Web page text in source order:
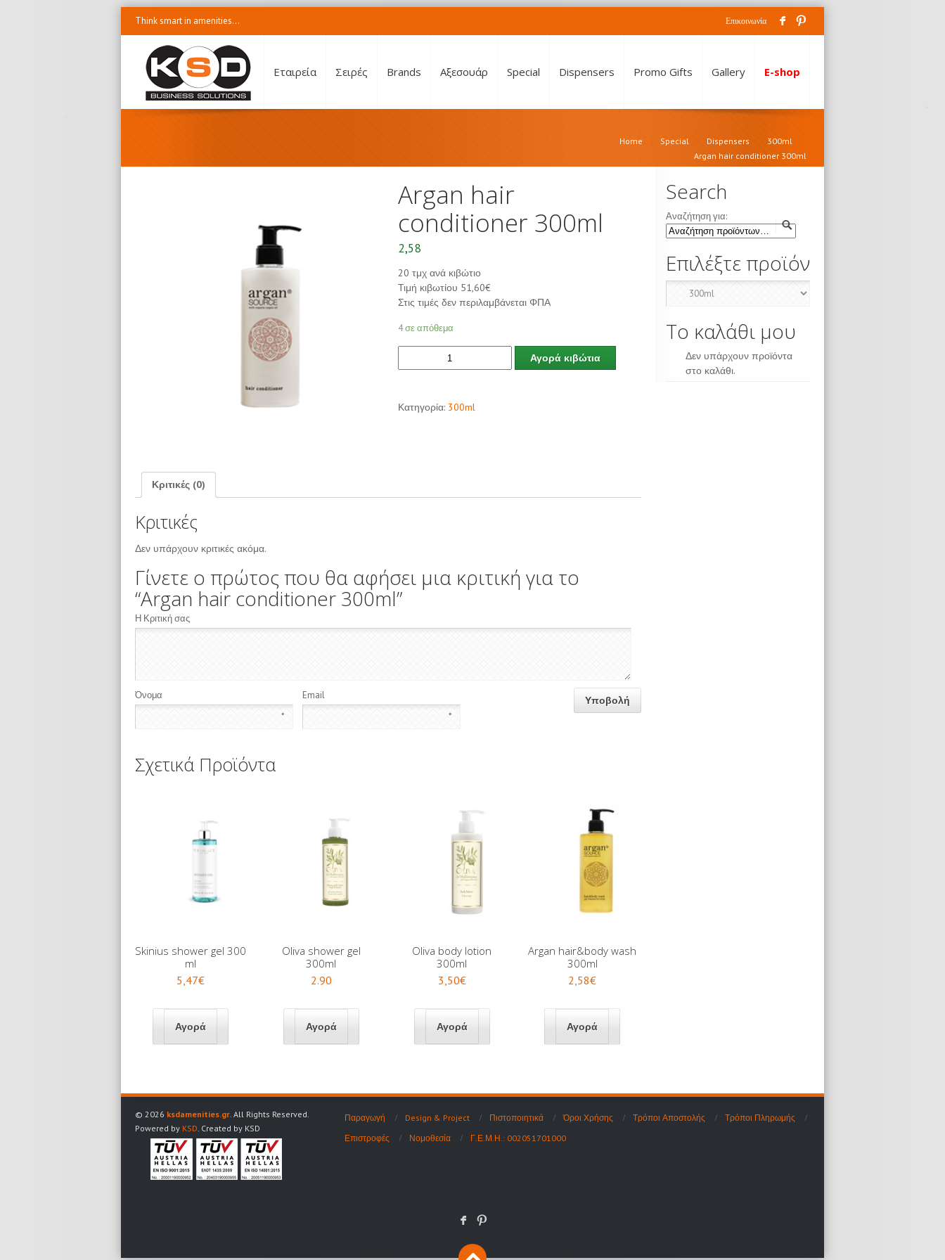
Επικοινωνία F :
Think smart in amenities...
Εταιρεία Σειρές Brands Αξεσουάρ Special Dispensers Promo Gifts Gallery E-shop
Home Special Dispensers
300ml
Argan hair conditioner 300ml
Argan hair
conditioner 300ml
2,58
20 τμχ ανά κιβώτιο
Τιμή κιβωτίου 51,60€
Στις τιμές δεν περιλαμβάνεται ΦΠΑ
4 σε απόθεμα
Αγορά κιβώτια
Κατηγορία: 300ml
Κριτικές (0)
Κριτικές
Δεν υπάρχουν κριτικές ακόμα.
Γίνετε ο πρώτος που θα αφήσει μια κριτική για το
“Argan hair conditioner 300ml”
Η Κριτική σας
Όνομα
*
Email
*
Σχετικά Προϊόντα
Skinius shower gel 300
ml
5,47€
Oliva shower gel
300ml
2.90
Oliva body lotion
300ml
3,50€
Argan hair&body wash
300ml
2,58€
Search
Αναζήτηση για:
Επιλέξτε προϊόν
Το καλάθι μου
Δεν υπάρχουν προϊόντα
στο καλάθι.
© 2026 ksdamenities.gr . All Rights Reserved.
Powered by KSD . Created by KSD
Παραγωγή Design & Project Πιστοποιητικά Όροι Χρήσης Τρόποι Αποστολής
Τρόποι Πληρωμής
Επιστροφές
Νομοθεσία Γ.Ε.Μ.Η.: 002051701000
F :